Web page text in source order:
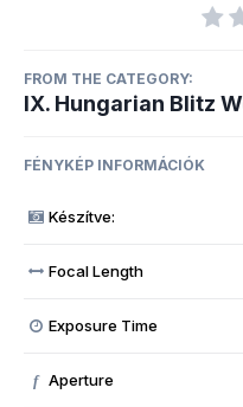
FROM THE CATEGORY:
IX. Hungarian Blitz
FÉNYKÉP INFORMÁCIÓK
Készítve:
Focal Length
Exposure Time
f Aperture